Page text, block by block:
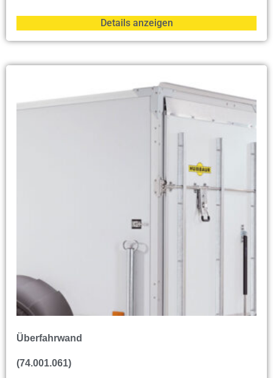
Details anzeigen
Überfahrwand
(74.001.061)